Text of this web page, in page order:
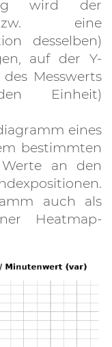
wird der
eine
desselben)
auf der Y-
Messwerts
Einheit)
eines
bestimmten
an den
auch als
Heatmap-